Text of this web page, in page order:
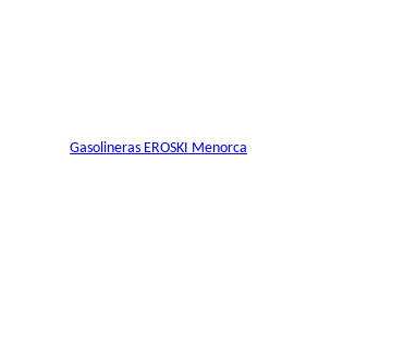
Gasolineras EROSKI Menorca